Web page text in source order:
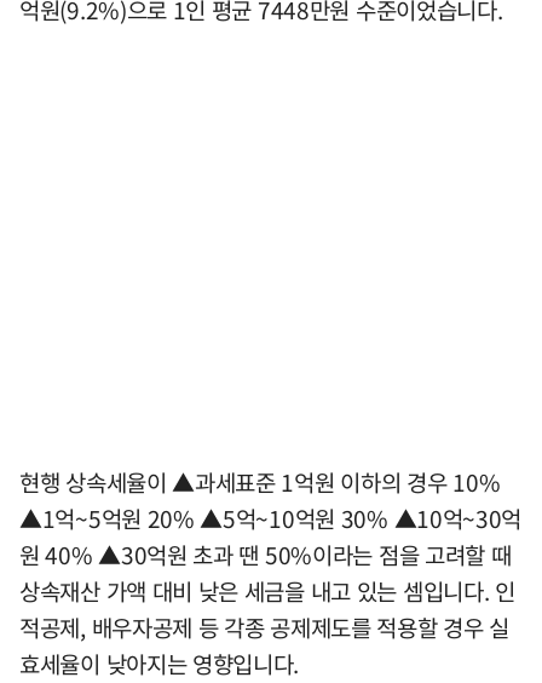
억원(9.2%)으로 1인 평균 7448만원 수준이었습니다.
현행 상속세율이 ▲과세표준 1억원 이하의 경우 10%
▲1억~5억원 20% ▲5억~10억원 30% ▲10억~30억
원 40% ▲30억원 초과 땐 50%이라는 점을 고려할 때
상속재산 가액 대비 낮은 세금을 내고 있는 셈입니다. 인
적공제, 배우자공제 등 각종 공제제도를 적용할 경우 실
효세율이 낮아지는 영향입니다.